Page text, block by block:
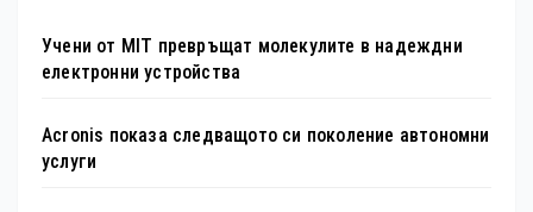
Учени от MIT превръщат молекулите в надеждни
електронни устройства
Acronis показа следващото си поколение автономни
услуги